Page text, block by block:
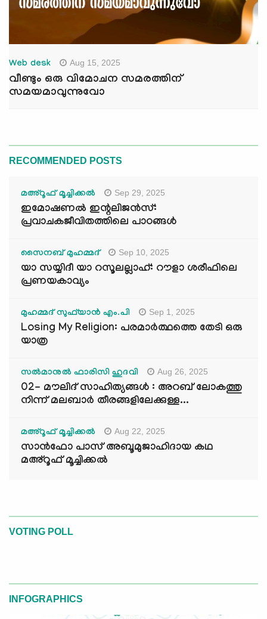
Web desk Aug 15, 2025
വീണ്ടും ഒരു വിമോചന സമരത്തിന്
സമയമാവുന്നുവോ
RECOMMENDED POSTS
മഅ്റൂഫ് മൂച്ചിക്കല്‍ Sep 29, 2025
ഇമോഷണൽ ഇന്റലിജൻസ്:
പ്രവാചകജീവിതത്തിലെ പാഠങ്ങൾ
സൈനബ് മുഹമ്മദ് Sep 10, 2025
യാ സയ്യിദീ യാ റസൂലല്ലാഹ്: റൗളാ ശരീഫിലെ
പ്രണയകാവ്യം
മുഹമ്മദ് സുഫ്‌യാൻ എം.പി Sep 1, 2025
Losing My Religion: പരമാർത്ഥത്തെ തേടി ഒരു
യാത്ര
സൽമാനുൽ ഫാരിസി ഹുദവി Aug 26, 2025
02- മൗലിദ് സാഹിത്യങ്ങൾ : അറബ് ലോകത്തു
നിന്ന് മലബാർ തീരങ്ങളിലേക്കുള്ള...
മഅ്റൂഫ് മൂച്ചിക്കല്‍ Aug 22, 2025
സാൻഫോ പാസ് അബൂമുജാഹിദായ കഥ
മഅ്റൂഫ് മൂച്ചിക്കല്‍
VOTING POLL
INFOGRAPHICS